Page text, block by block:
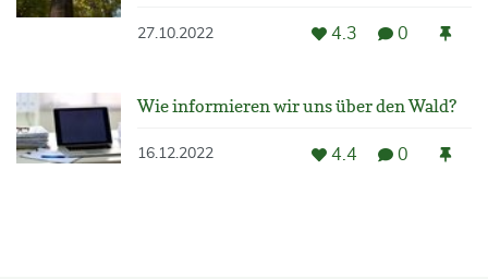
27.10.2022 4.3 0
Wie informieren wir uns über den Wald?
16.12.2022 4.4 0